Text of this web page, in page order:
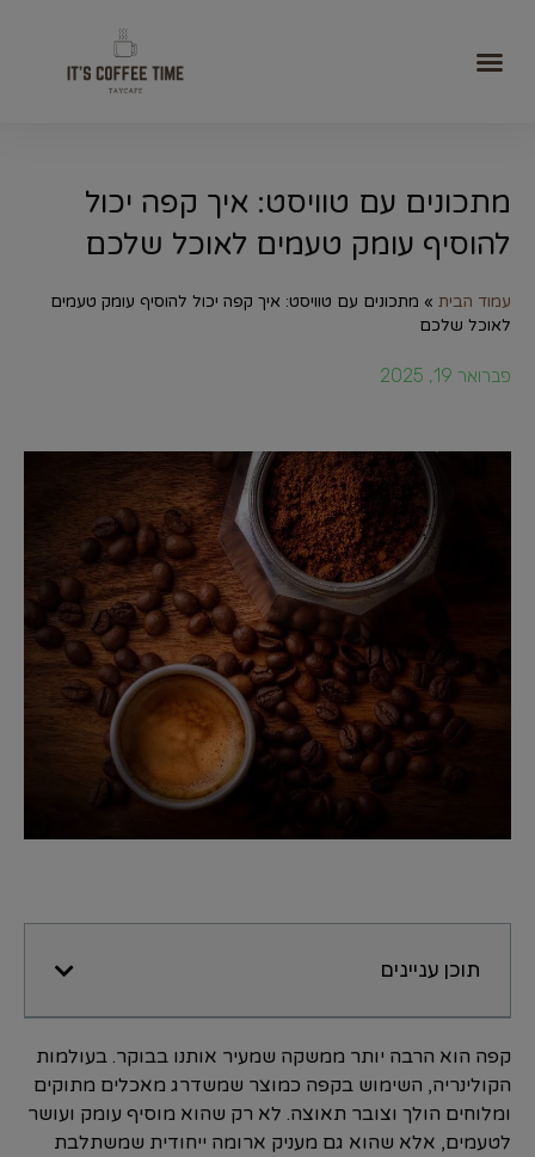
מתכונים עם טוויסט: איך קפה יכול
להוסיף עומק טעמים לאוכל שלכם
עמוד הבית » מתכונים עם טוויסט: איך קפה יכול להוסיף עומק טעמים
לאוכל שלכם
פברואר 19, 2025
קפה הוא הרבה יותר ממשקה שמעיר אותנו בבוקר. בעולמות
הקולינריה, השימוש בקפה כמוצר שמשדרג מאכלים מתוקים
ומלוחים הולך וצובר תאוצה. לא רק שהוא מוסיף עומק ועושר
לטעמים, אלא שהוא גם מעניק ארומה ייחודית שמשתלבת
תוכן עניינים